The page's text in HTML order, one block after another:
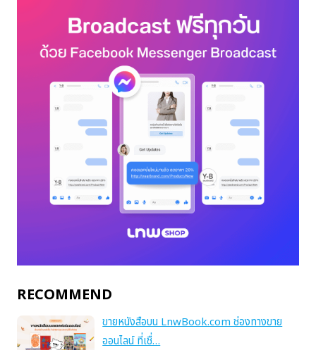
RECOMMEND
ขายหนังสือบน LnwBook.com ช่องทางขาย
ออนไลน์ ที่เชื่…